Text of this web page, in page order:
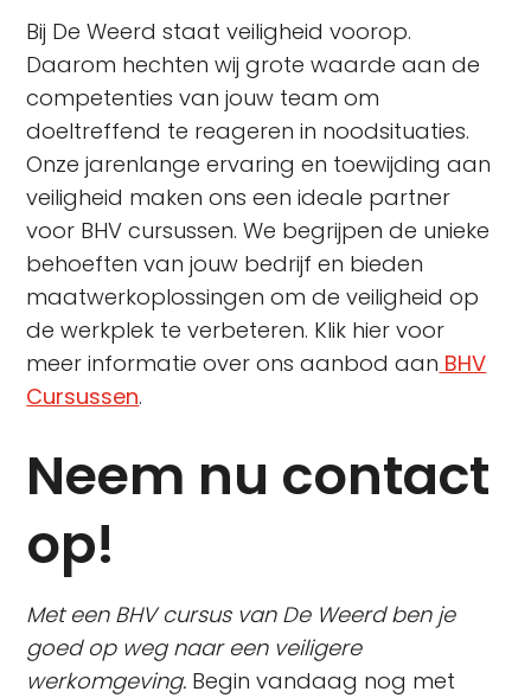
Bij De Weerd staat veiligheid voorop.
Daarom hechten wij grote waarde aan de
competenties van jouw team om
doeltreffend te reageren in noodsituaties.
Onze jarenlange ervaring en toewijding aan
veiligheid maken ons een ideale partner
voor BHV cursussen. We begrijpen de unieke
behoeften van jouw bedrijf en bieden
maatwerkoplossingen om de veiligheid op
de werkplek te verbeteren. Klik hier voor
meer informatie over ons aanbod aan BHV
Cursussen.
Neem nu contact
op!
Met een BHV cursus van De Weerd ben je
goed op weg naar een veiligere
werkomgeving. Begin vandaag nog met